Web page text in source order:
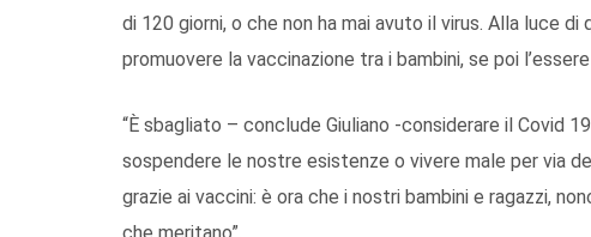
di 120 giorni, o che non ha mai avuto il virus. Alla luce
promuovere la vaccinazione tra i bambini, se poi
“È sbagliato – conclude Giuliano -considerare il Covid
sospendere le nostre esistenze o vivere male per via
grazie ai vaccini: è ora che i nostri bambini e ragazzi,
che meritano”.